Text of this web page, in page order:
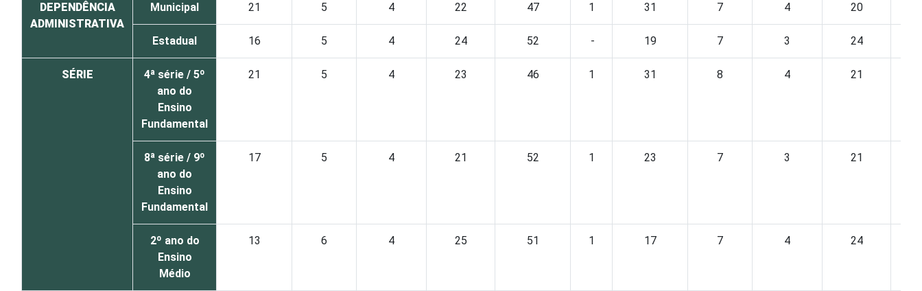
DEPENDÊNCIA
ADMINISTRATIVA
Municipal 21 5 4 22 47 1 31 7 4 20
Estadual 16 5 4 24 52 - 19 7 3 24
SÉRIE
4ª série / 5º
ano do
Ensino
Fundamental
21 5 4 23 46 1 31 8 4 21
8ª série / 9º
ano do
Ensino
Fundamental
17 5 4 21 52 1 23 7 3 21
2º ano do
Ensino
Médio
13 6 4 25 51 1 17 7 4 24